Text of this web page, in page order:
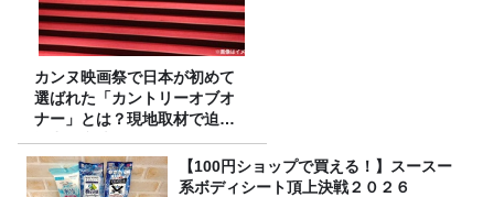
カンヌ映画祭で日本が初めて
選ばれた「カントリーオブオ
ナー」とは？現地取材で迫る
選出の意味
【100円ショップで買える！】スースー
系ボディシート頂上決戦２０２６